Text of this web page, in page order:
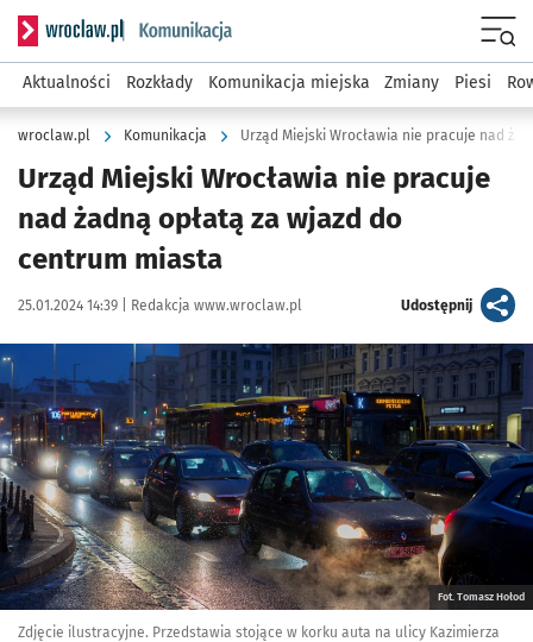
Serwis informacyjny wroclaw.pl podserwis: Komunikacja
Aktualności Rozkłady Komunikacja miejska Zmiany Piesi
wroclaw.pl Komunikacja
Urząd Miejski Wrocławia nie pracuje
nad żadną opłatą za wjazd do
centrum miasta
Data publikacji:
25.01.2024 14:39 | Autor:
Redakcja www.wroclaw.pl Udostępnijartykuł
Kliknij, aby powiększyć
Fot. Tomasz Hołod
Zdjęcie ilustracyjne. Przedstawia stojące w korku auta na ulicy Kazimierza